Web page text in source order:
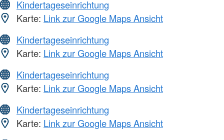
Kindertageseinrichtung
Karte: Link zur Google Maps Ansicht
Kindertageseinrichtung
Karte: Link zur Google Maps Ansicht
Kindertageseinrichtung
Karte: Link zur Google Maps Ansicht
Kindertageseinrichtung
Karte: Link zur Google Maps Ansicht